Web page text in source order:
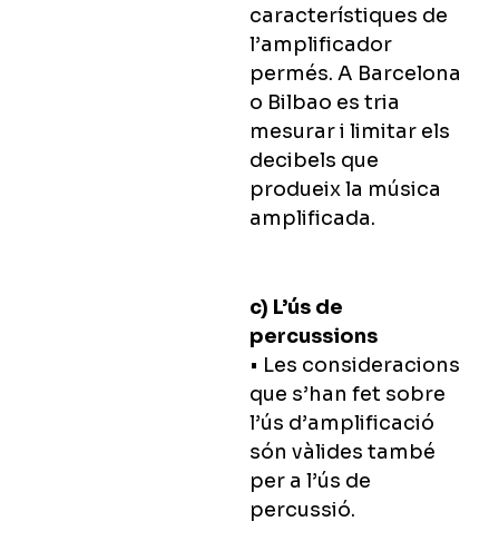
característiques de
l’amplificador
permés. A Barcelona
o Bilbao es tria
mesurar i limitar els
decibels que
produeix la música
amplificada.
c) L’ús de
percussions
• Les consideracions
que s’han fet sobre
l’ús d’amplificació
són vàlides també
per a l’ús de
percussió.